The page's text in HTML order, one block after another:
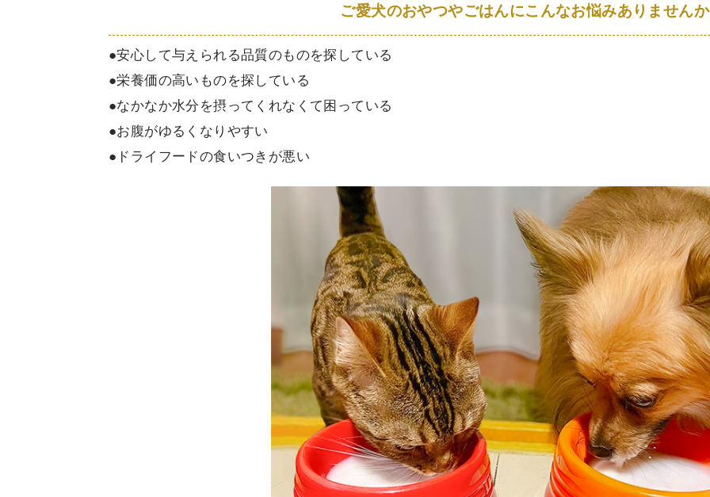
ご愛犬のおやつやごはんにこんなお悩みありません
●安心して与えられる品質のものを探している
●栄養価の高いものを探している
●なかなか水分を摂ってくれなくて困っている
●お腹がゆるくなりやすい
●ドライフードの食いつきが悪い